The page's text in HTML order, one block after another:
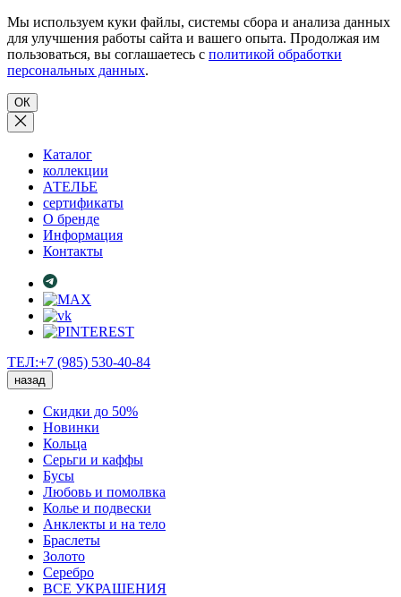
Мы используем куки файлы, системы сбора и анализа данных
для улучшения работы сайта и вашего опыта. Продолжая им
пользоваться, вы соглашаетесь с политикой обработки
персональных данных.
ОК
Каталог
коллекции
АТЕЛЬЕ
сертификаты
О бренде
Информация
Контакты
ТЕЛ:+7 (985) 530-40-84
назад
Скидки до 50%
Новинки
Кольца
Серьги и каффы
Бусы
Любовь и помолвка
Колье и подвески
Анклекты и на тело
Браслеты
Золото
Серебро
ВСЕ УКРАШЕНИЯ